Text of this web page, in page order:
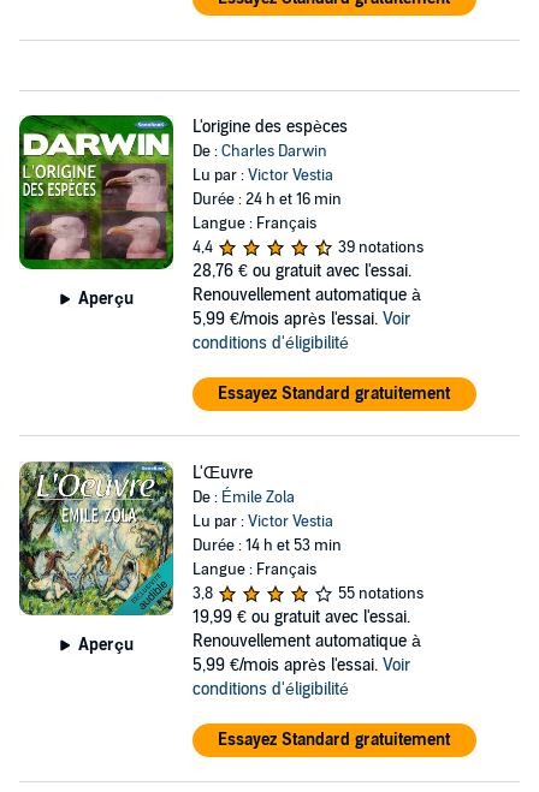
Aperçu
L'origine des espèces
De :Charles Darwin
Lu par :Victor Vestia
Durée : 24 h et 16 min
Langue : Français
4,4
39 notations
28,76 € ou gratuit avec l'essai.
Renouvellement automatique à
5,99 €/mois après l'essai. Voir
conditions d'éligibilité
Essayez Standard gratuitement
Aperçu
L'Œuvre
De : Émile Zola
Lu par :Victor Vestia
Durée : 14 h et 53 min
Langue : Français
3,8
55 notations
19,99 € ou gratuit avec l'essai.
Renouvellement automatique à
5,99 €/mois après l'essai. Voir
conditions d'éligibilité
Essayez Standard gratuitement